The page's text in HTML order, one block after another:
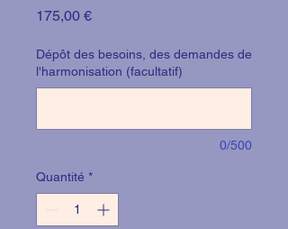
175,00 €Prix
Dépôt des besoins, des demandes de
l'harmonisation (facultatif)
0/500
Quantité *